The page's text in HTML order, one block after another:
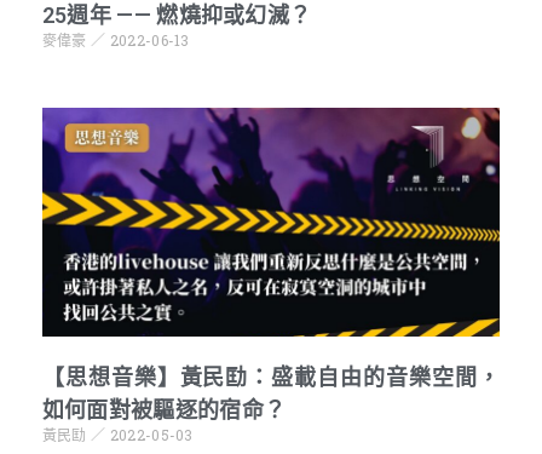
25週年 —— 燃燒抑或幻滅？
麥偉豪 2022-06-13
【思想音樂】黃民劻：盛載自由的音樂空間，
如何面對被驅逐的宿命？
黃民劻 2022-05-03